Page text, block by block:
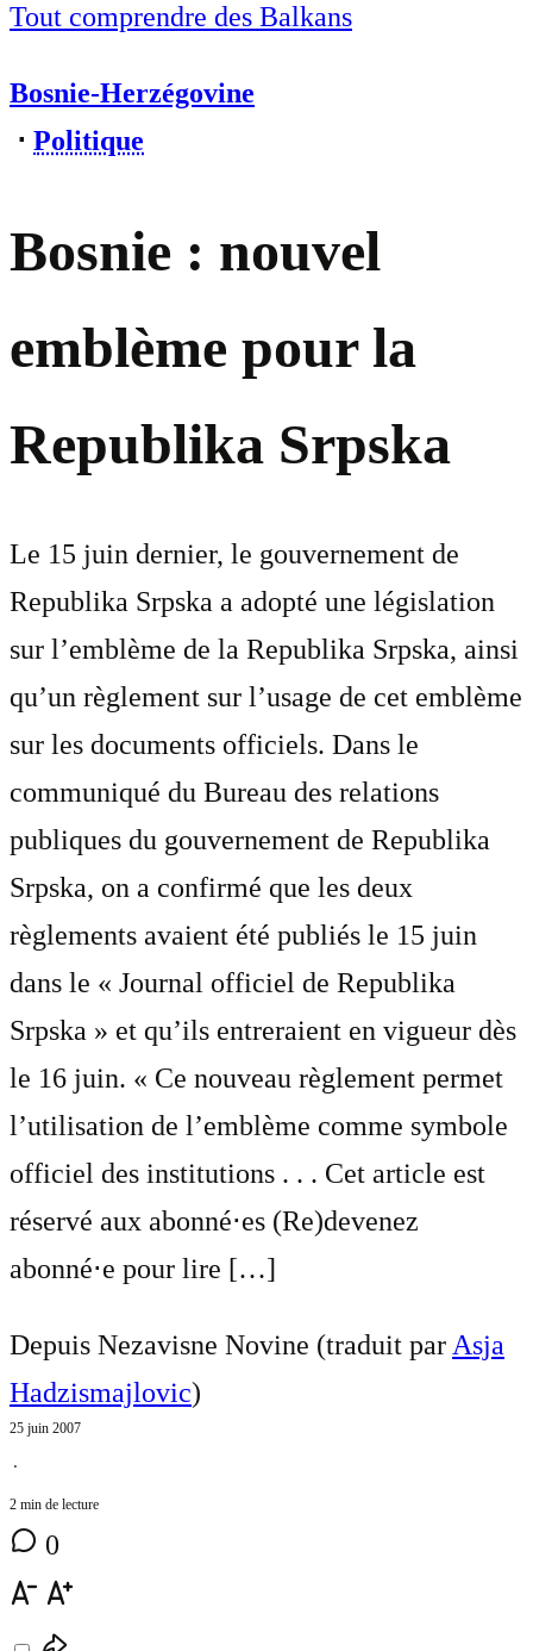
Tout comprendre des Balkans
Bosnie-Herzégovine
⋅ Politique
Bosnie : nouvel
emblème pour la
Republika Srpska
Le 15 juin dernier, le gouvernement de
Republika Srpska a adopté une législation
sur l’emblème de la Republika Srpska, ainsi
qu’un règlement sur l’usage de cet emblème
sur les documents officiels. Dans le
communiqué du Bureau des relations
publiques du gouvernement de Republika
Srpska, on a confirmé que les deux
règlements avaient été publiés le 15 juin
dans le « Journal officiel de Republika
Srpska » et qu’ils entreraient en vigueur dès
le 16 juin. « Ce nouveau règlement permet
l’utilisation de l’emblème comme symbole
officiel des institutions . . . Cet article est
réservé aux abonné⋅es (Re)devenez
abonné⋅e pour lire […]
Depuis Nezavisne Novine (traduit parAsja
Hadzismajlovic)
25 juin 2007
⋅
2 min de lecture
0